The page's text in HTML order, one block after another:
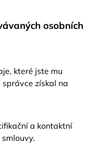
osobních
které jste mu
získal na
a kontaktní